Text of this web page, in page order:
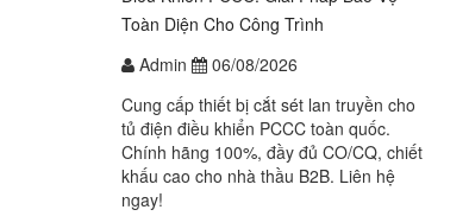
Toàn Diện Cho Công Trình
Admin
06/08/2026
Cung cấp thiết bị cắt sét lan truyền cho
tủ điện điều khiển PCCC toàn quốc.
Chính hãng 100%, đầy đủ CO/CQ, chiết
khấu cao cho nhà thầu B2B. Liên hệ
ngay!